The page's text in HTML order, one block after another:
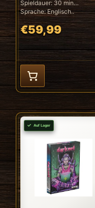
Spieldauer: 30 min
Sprache: Englisch..
€59,99
Auf Lager